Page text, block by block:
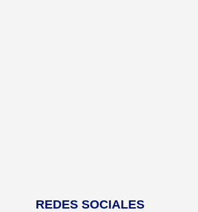
REDES SOCIALES